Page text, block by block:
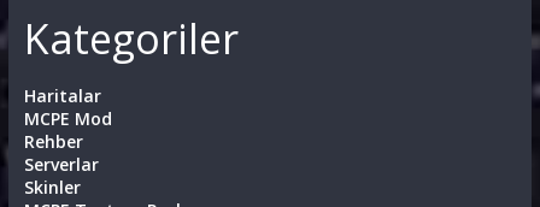
Kategoriler
Haritalar
MCPE Mod
Rehber
Serverlar
Skinler